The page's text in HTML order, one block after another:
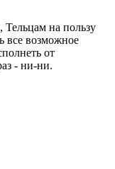
Тельцам на пользу
все возможное
от
- ни-ни.